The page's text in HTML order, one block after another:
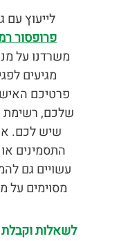
לייעוץ עם
פרופסור
משרדנו על
מגיעים
פרטיכם
שלכם, רשימת
שיש לכם.
התסמינים
עשויים גם
מסוימים על
לשאלות וקבלת